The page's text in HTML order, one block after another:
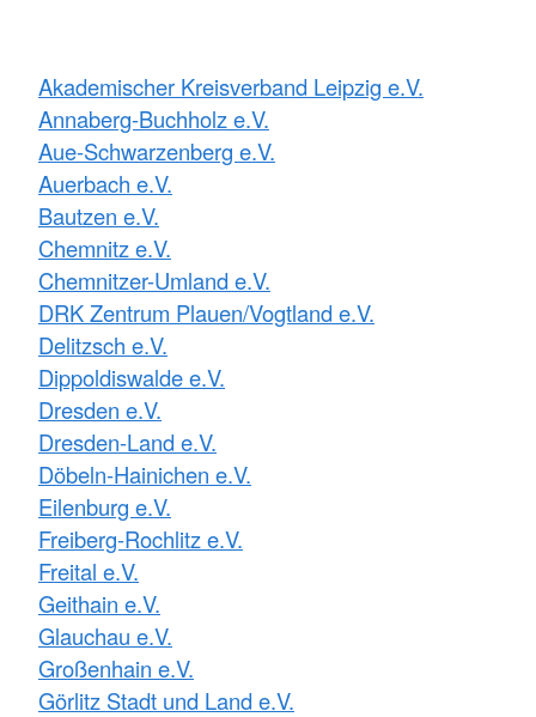
Akademischer Kreisverband Leipzig e.V.
Annaberg-Buchholz e.V.
Aue-Schwarzenberg e.V.
Auerbach e.V.
Bautzen e.V.
Chemnitz e.V.
Chemnitzer-Umland e.V.
DRK Zentrum Plauen/Vogtland e.V.
Delitzsch e.V.
Dippoldiswalde e.V.
Dresden e.V.
Dresden-Land e.V.
Döbeln-Hainichen e.V.
Eilenburg e.V.
Freiberg-Rochlitz e.V.
Freital e.V.
Geithain e.V.
Glauchau e.V.
Großenhain e.V.
Görlitz Stadt und Land e.V.